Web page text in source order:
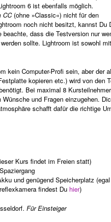
6 ist ebenfalls möglich.
CC(ohne »Classic«) nicht für den
noch nicht besitzt, kannst
beachte, dass die Testversion nur
sollte. Lightroom ist sowohl
kein Computer-Profi sein, aber der
kopieren etc.) wird von den
Bei maximal 8
und Fragen einzugehen.
schafft dafür die richtige
Kurs findet im Freien statt)
und genügend Speicherplatz
findest Du hier)
Für Einsteiger